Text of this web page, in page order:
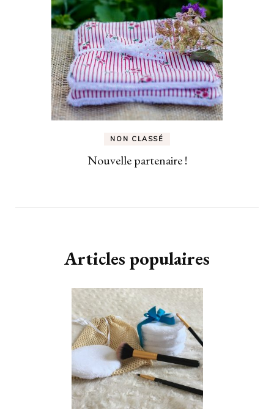
NON CLASSÉ
Nouvelle partenaire !
Articles populaires